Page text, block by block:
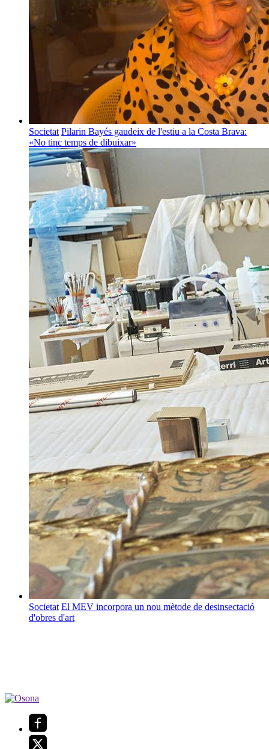
Societat Pilarin Bayés gaudeix de l'estiu a la Costa Brava:
«No tinc temps de dibuixar»
Societat El MEV incorpora un nou mètode de desinsectació
d'obres d'art